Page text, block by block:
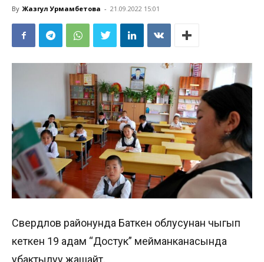
By Жазгул Урмамбетова - 21.09.2022 15:01
Свердлов районунда Баткен облусунан чыгып
кеткен 19 адам “Достук” мейманканасында
убактылуу жашайт.